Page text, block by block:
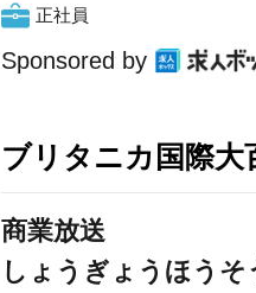
正社員
Sponsored by
ブリタニカ国際大
商業放送
しょうぎょうほうそ